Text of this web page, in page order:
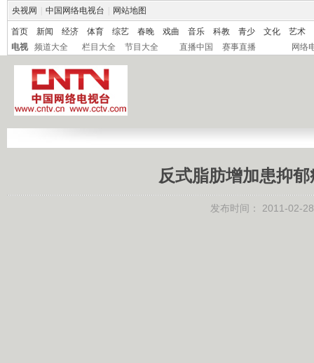
央视网 中国网络电视台 网站地图
首页 新闻 经济 体育 综艺 春晚 戏曲 音乐 科教 青少 文化
艺术
电视
频道大全 栏目大全 节目大全 直播中国 赛事直播 网络
反式脂肪增加患抑
发布时间： 2011-02-